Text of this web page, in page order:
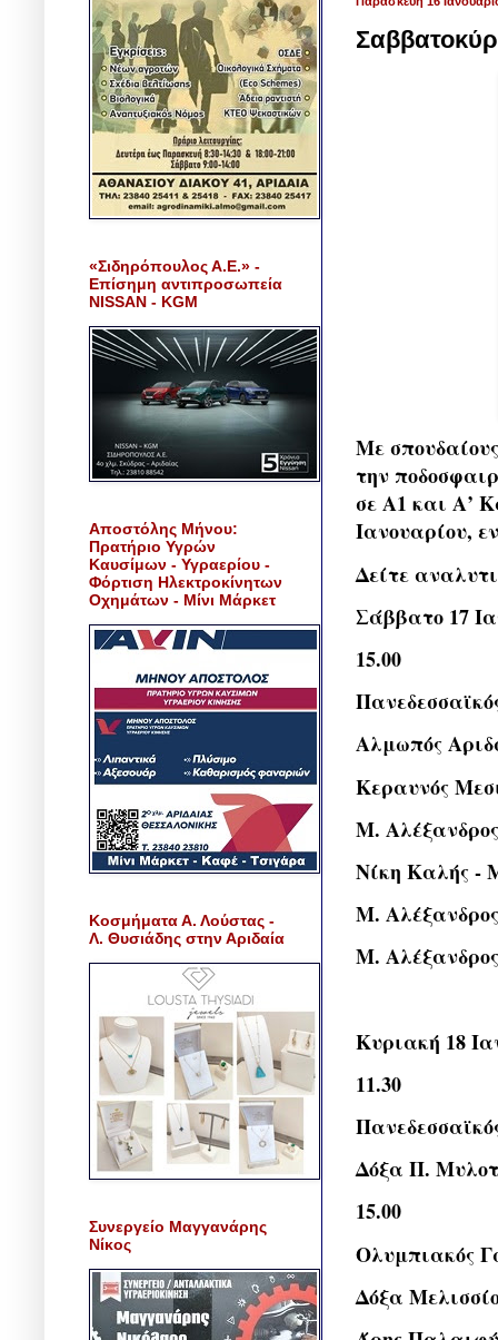
Με
την
σε Α1 και Α’
Ιανουαρίου,
Δείτε
Σάββατο 17
15.00
Αλμωπός
Κεραυνός
Μ.
Νίκη Καλής -
Μ.
Μ.
Κυριακή 18
11.30
Δόξα Π.
15.00
Ολυμπιακός
Δόξα
«Σιδηρόπουλος Α.Ε.» -
Επίσημη αντιπροσωπεία
NISSAN - KGM
Αποστόλης Μήνου:
Πρατήριο Υγρών
Καυσίμων - Υγραερίου -
Φόρτιση Ηλεκτροκίνητων
Οχημάτων - Μίνι Μάρκετ
Κοσμήματα Α. Λούστας -
Λ. Θυσιάδης στην Αριδαία
Συνεργείο Μαγγανάρης
Νίκος